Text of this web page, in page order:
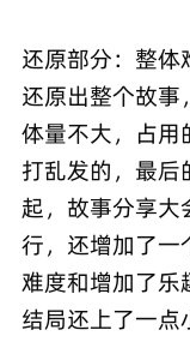
还原部分：整体
还原出整个故事
体量不大，占用
打乱发的，最后
起，故事分享大
行，还增加了一
难度和增加了乐
结局还上了一点